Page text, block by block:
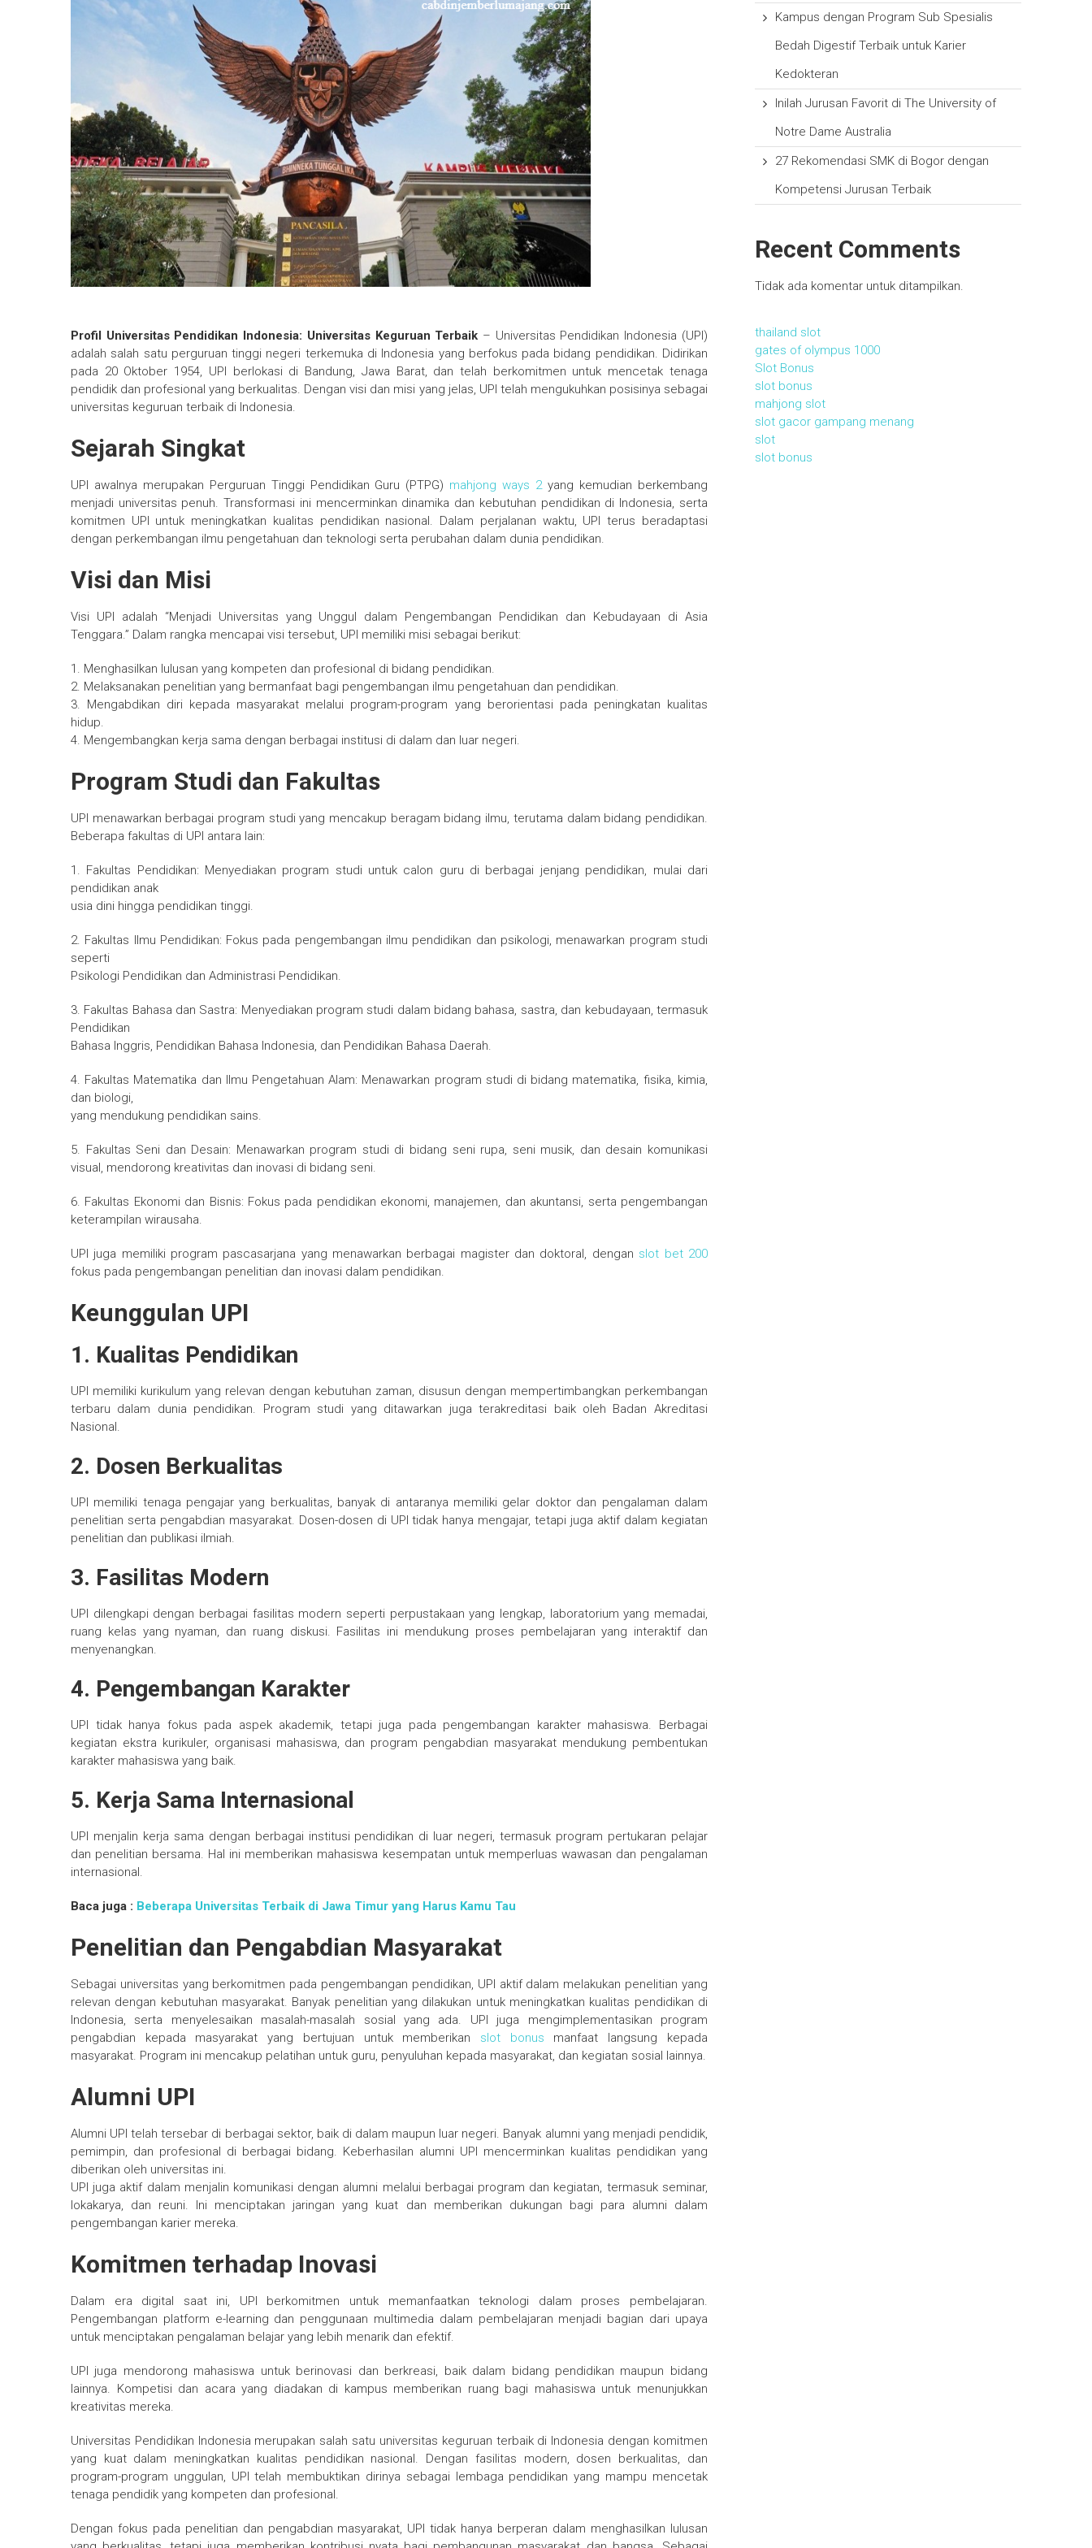
Profil Universitas Pendidikan Indonesia: Universitas Keguruan Terbaik – Universitas Pendidikan Indonesia (UPI)
adalah salah satu perguruan tinggi negeri terkemuka di Indonesia yang berfokus pada bidang pendidikan. Didirikan
pada 20 Oktober 1954, UPI berlokasi di Bandung, Jawa Barat, dan telah berkomitmen untuk mencetak tenaga
pendidik dan profesional yang berkualitas. Dengan visi dan misi yang jelas, UPI telah mengukuhkan posisinya sebagai
universitas keguruan terbaik di Indonesia.
Sejarah Singkat
UPI awalnya merupakan Perguruan Tinggi Pendidikan Guru (PTPG) mahjong ways 2yang kemudian berkembang
menjadi universitas penuh. Transformasi ini mencerminkan dinamika dan kebutuhan pendidikan di Indonesia, serta
komitmen UPI untuk meningkatkan kualitas pendidikan nasional. Dalam perjalanan waktu, UPI terus beradaptasi
dengan perkembangan ilmu pengetahuan dan teknologi serta perubahan dalam dunia pendidikan.
Visi dan Misi
Visi UPI adalah “Menjadi Universitas yang Unggul dalam Pengembangan Pendidikan dan Kebudayaan di Asia
Tenggara.” Dalam rangka mencapai visi tersebut, UPI memiliki misi sebagai berikut:
1. Menghasilkan lulusan yang kompeten dan profesional di bidang pendidikan.
2. Melaksanakan penelitian yang bermanfaat bagi pengembangan ilmu pengetahuan dan pendidikan.
3. Mengabdikan diri kepada masyarakat melalui program-program yang berorientasi pada peningkatan kualitas
hidup.
4. Mengembangkan kerja sama dengan berbagai institusi di dalam dan luar negeri.
Program Studi dan Fakultas
UPI menawarkan berbagai program studi yang mencakup beragam bidang ilmu, terutama dalam bidang pendidikan.
Beberapa fakultas di UPI antara lain:
1. Fakultas Pendidikan: Menyediakan program studi untuk calon guru di berbagai jenjang pendidikan, mulai dari
pendidikan anak
usia dini hingga pendidikan tinggi.
2. Fakultas Ilmu Pendidikan: Fokus pada pengembangan ilmu pendidikan dan psikologi, menawarkan program studi
seperti
Psikologi Pendidikan dan Administrasi Pendidikan.
3. Fakultas Bahasa dan Sastra: Menyediakan program studi dalam bidang bahasa, sastra, dan kebudayaan, termasuk
Pendidikan
Bahasa Inggris, Pendidikan Bahasa Indonesia, dan Pendidikan Bahasa Daerah.
4. Fakultas Matematika dan Ilmu Pengetahuan Alam: Menawarkan program studi di bidang matematika, fisika, kimia,
dan biologi,
yang mendukung pendidikan sains.
5. Fakultas Seni dan Desain: Menawarkan program studi di bidang seni rupa, seni musik, dan desain komunikasi
visual, mendorong kreativitas dan inovasi di bidang seni.
6. Fakultas Ekonomi dan Bisnis: Fokus pada pendidikan ekonomi, manajemen, dan akuntansi, serta pengembangan
keterampilan wirausaha.
UPI juga memiliki program pascasarjana yang menawarkan berbagai magister dan doktoral, dengan slot bet 200
fokus pada pengembangan penelitian dan inovasi dalam pendidikan.
Keunggulan UPI
1. Kualitas Pendidikan
UPI memiliki kurikulum yang relevan dengan kebutuhan zaman, disusun dengan mempertimbangkan perkembangan
terbaru dalam dunia pendidikan. Program studi yang ditawarkan juga terakreditasi baik oleh Badan Akreditasi
Nasional.
2. Dosen Berkualitas
UPI memiliki tenaga pengajar yang berkualitas, banyak di antaranya memiliki gelar doktor dan pengalaman dalam
penelitian serta pengabdian masyarakat. Dosen-dosen di UPI tidak hanya mengajar, tetapi juga aktif dalam kegiatan
penelitian dan publikasi ilmiah.
3. Fasilitas Modern
UPI dilengkapi dengan berbagai fasilitas modern seperti perpustakaan yang lengkap, laboratorium yang memadai,
ruang kelas yang nyaman, dan ruang diskusi. Fasilitas ini mendukung proses pembelajaran yang interaktif dan
menyenangkan.
4. Pengembangan Karakter
UPI tidak hanya fokus pada aspek akademik, tetapi juga pada pengembangan karakter mahasiswa. Berbagai
kegiatan ekstra kurikuler, organisasi mahasiswa, dan program pengabdian masyarakat mendukung pembentukan
karakter mahasiswa yang baik.
5. Kerja Sama Internasional
UPI menjalin kerja sama dengan berbagai institusi pendidikan di luar negeri, termasuk program pertukaran pelajar
dan penelitian bersama. Hal ini memberikan mahasiswa kesempatan untuk memperluas wawasan dan pengalaman
internasional.
Baca juga : Beberapa Universitas Terbaik di Jawa Timur yang Harus Kamu Tau
Penelitian dan Pengabdian Masyarakat
Sebagai universitas yang berkomitmen pada pengembangan pendidikan, UPI aktif dalam melakukan penelitian yang
relevan dengan kebutuhan masyarakat. Banyak penelitian yang dilakukan untuk meningkatkan kualitas pendidikan di
Indonesia, serta menyelesaikan masalah-masalah sosial yang ada. UPI juga mengimplementasikan program
pengabdian kepada masyarakat yang bertujuan untuk memberikan slot bonus manfaat langsung kepada
masyarakat. Program ini mencakup pelatihan untuk guru, penyuluhan kepada masyarakat, dan kegiatan sosial lainnya.
Alumni UPI
Alumni UPI telah tersebar di berbagai sektor, baik di dalam maupun luar negeri. Banyak alumni yang menjadi pendidik,
pemimpin, dan profesional di berbagai bidang. Keberhasilan alumni UPI mencerminkan kualitas pendidikan yang
diberikan oleh universitas ini.
UPI juga aktif dalam menjalin komunikasi dengan alumni melalui berbagai program dan kegiatan, termasuk seminar,
lokakarya, dan reuni. Ini menciptakan jaringan yang kuat dan memberikan dukungan bagi para alumni dalam
pengembangan karier mereka.
Komitmen terhadap Inovasi
Dalam era digital saat ini, UPI berkomitmen untuk memanfaatkan teknologi dalam proses pembelajaran.
Pengembangan platform e-learning dan penggunaan multimedia dalam pembelajaran menjadi bagian dari upaya
untuk menciptakan pengalaman belajar yang lebih menarik dan efektif.
UPI juga mendorong mahasiswa untuk berinovasi dan berkreasi, baik dalam bidang pendidikan maupun bidang
lainnya. Kompetisi dan acara yang diadakan di kampus memberikan ruang bagi mahasiswa untuk menunjukkan
kreativitas mereka.
Universitas Pendidikan Indonesia merupakan salah satu universitas keguruan terbaik di Indonesia dengan komitmen
yang kuat dalam meningkatkan kualitas pendidikan nasional. Dengan fasilitas modern, dosen berkualitas, dan
program-program unggulan, UPI telah membuktikan dirinya sebagai lembaga pendidikan yang mampu mencetak
tenaga pendidik yang kompeten dan profesional.
Dengan fokus pada penelitian dan pengabdian masyarakat, UPI tidak hanya berperan dalam menghasilkan lulusan
Kampus dengan Program Sub Spesialis
Bedah Digestif Terbaik untuk Karier
Kedokteran
Inilah Jurusan Favorit di The University of
Notre Dame Australia
27 Rekomendasi SMK di Bogor dengan
Kompetensi Jurusan Terbaik
Recent Comments
Tidak ada komentar untuk ditampilkan.
thailand slot
gates of olympus 1000
Slot Bonus
slot bonus
mahjong slot
slot gacor gampang menang
slot
slot bonus